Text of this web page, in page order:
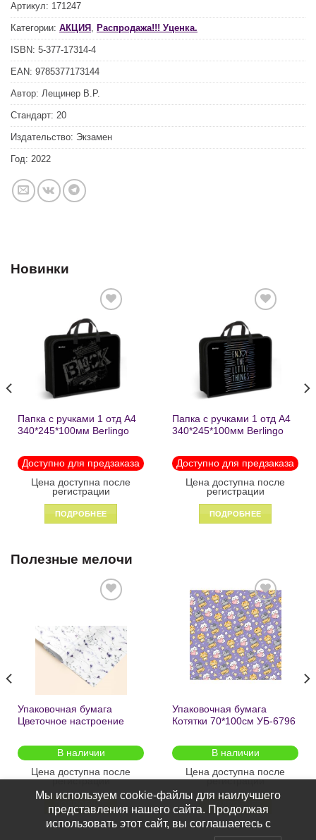
Артикул: 171247
Категории: АКЦИЯ , Распродажа!!! Уценка.
ISBN: 5-377-17314-4
EAN: 9785377173144
Автор: Лещинер В.Р.
Стандарт: 20
Издательство: Экзамен
Год: 2022
Новинки
Добавить
в список
желаний
Папка с ручками 1 отд А4
340*245*100мм Berlingo
молнии1246
Доступно для предзаказа
Цена доступна после
регистрации
ПОДРОБНЕЕ
Добавить
в список
желаний
Папка с ручками 1 отд А4
340*245*100мм Berlingo
пластик на молнии 1215
Доступно для предзаказа
Цена доступна после
регистрации
ПОДРОБНЕЕ
Полезные мелочи
желаний
Упаковочная бумага
Цветочное настроение
2шт/
В наличии
Цена доступна после
регистрации
ПОДРОБНЕЕ
Добавить
в список
желаний
Упаковочная бумага
Котятки 70*100см УБ-6796
В наличии
Цена доступна после
регистрации
ПОДРОБНЕЕ
Мы используем cookie-файлы для наилучшего
представления нашего сайта. Продолжая
использовать этот сайт, вы соглашаетесь с